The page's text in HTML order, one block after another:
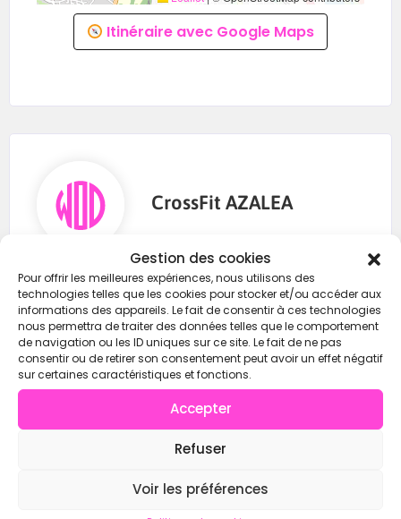
Gestion des cookies
Pour offrir les meilleures expériences, nous utilisons des
technologies telles que les cookies pour stocker et/ou accéder aux
informations des appareils. Le fait de consentir à ces technologies
nous permettra de traiter des données telles que le comportement
de navigation ou les ID uniques sur ce site. Le fait de ne pas
consentir ou de retirer son consentement peut avoir un effet négatif
sur certaines caractéristiques et fonctions.
Accepter
Refuser
Voir les préférences
tes lifters et viens vivre uneWinter Edition
mémorable !
Itinéraire avec Google Maps
CrossFit AZALEA
0649663499
contact@crossfitazalea.com
https://wod-open.com/
Contacter